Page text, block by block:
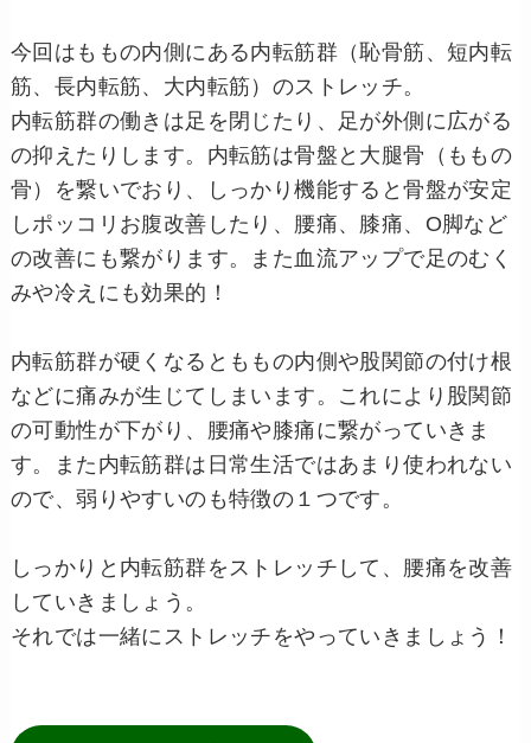
今回はももの内側にある内転筋群（恥骨筋、短内転
筋、長内転筋、大内転筋）のストレッチ。
内転筋群の働きは足を閉じたり、足が外側に広がる
の抑えたりします。内転筋は骨盤と大腿骨（ももの
骨）を繋いでおり、しっかり機能すると骨盤が安定
しポッコリお腹改善したり、腰痛、膝痛、O脚など
の改善にも繋がります。また血流アップで足のむく
みや冷えにも効果的！
内転筋群が硬くなるとももの内側や股関節の付け根
などに痛みが生じてしまいます。これにより股関節
の可動性が下がり、腰痛や膝痛に繋がっていきま
す。また内転筋群は日常生活ではあまり使われない
ので、弱りやすいのも特徴の１つです。
しっかりと内転筋群をストレッチして、腰痛を改善
していきましょう。
それでは一緒にストレッチをやっていきましょう！